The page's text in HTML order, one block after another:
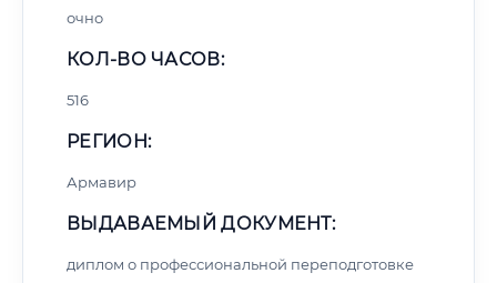
очно
КОЛ-ВО ЧАСОВ:
516
РЕГИОН:
Армавир
ВЫДАВАЕМЫЙ ДОКУМЕНТ:
диплом о профессиональной переподготовке